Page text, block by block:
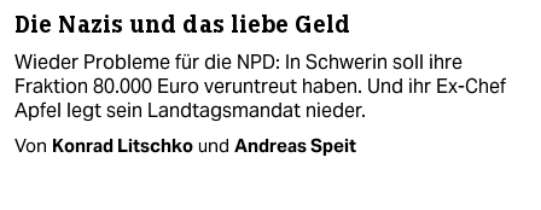
Die Nazis und das liebe Geld
Wieder Probleme für die NPD: In Schwerin soll ihre
Fraktion 80.000 Euro veruntreut haben. Und ihr Ex-Chef
Apfel legt sein Landtagsmandat nieder.
Von Konrad Litschko und Andreas Speit